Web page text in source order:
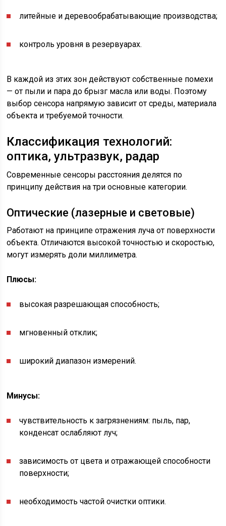
литейные и деревообрабатывающие производства;
контроль уровня в резервуарах.
В каждой из этих зон действуют собственные помехи
— от пыли и пара до брызг масла или воды. Поэтому
выбор сенсора напрямую зависит от среды, материала
объекта и требуемой точности.
Классификация технологий:
оптика, ультразвук, радар
Современные сенсоры расстояния делятся по
принципу действия на три основные категории.
Оптические (лазерные и световые)
Работают на принципе отражения луча от поверхности
объекта. Отличаются высокой точностью и скоростью,
могут измерять доли миллиметра.
Плюсы:
высокая разрешающая способность;
мгновенный отклик;
широкий диапазон измерений.
Минусы:
чувствительность к загрязнениям: пыль, пар,
конденсат ослабляют луч;
зависимость от цвета и отражающей способности
поверхности;
необходимость частой очистки оптики.